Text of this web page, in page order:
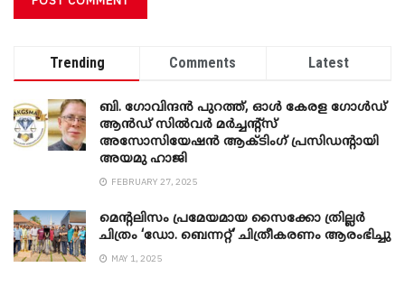
Trending Comments Latest
ബി. ​ഗോവിന്ദൻ പുറത്ത്, ഓൾ കേരള ഗോൾഡ്
ആൻഡ് സിൽവർ മർച്ചന്റ്സ്
അസോസിയേഷൻ ആക്ടിംഗ് പ്രസിഡന്റായി
അയമു ഹാജി
FEBRUARY 27, 2025
മെന്‍റലിസം പ്രമേയമായ സൈക്കോ ത്രില്ലർ
ചിത്രം ‘ഡോ. ബെന്നറ്റ്’ ചിത്രീകരണം ആരംഭിച്ചു
MAY 1, 2025